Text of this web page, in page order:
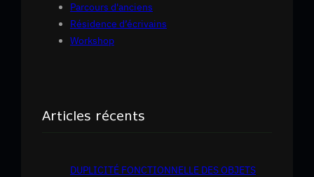
Parcours d'anciens
Résidence d’écrivains
Workshop
Articles récents
DUPLICITÉ FONCTIONNELLE DES OBJETS